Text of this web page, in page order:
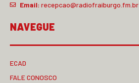
Email: recepcao@radiofraiburgo.fm.br
NAVEGUE
ECAD
FALE CONOSCO